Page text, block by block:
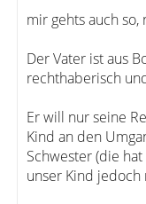
mir gehts auch
Der Vater ist aus
rechthaberisch
Er will nur seine
Kind an den
Schwester (die
unser Kind